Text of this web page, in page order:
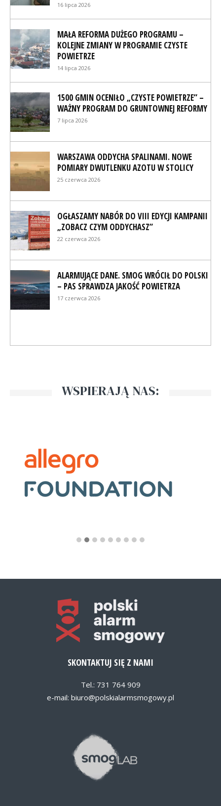
16 lipca 2026
MAŁA REFORMA DUŻEGO PROGRAMU –
KOLEJNE ZMIANY W PROGRAMIE CZYSTE
POWIETRZE
14 lipca 2026
1500 GMIN OCENIŁO „CZYSTE POWIETRZE” –
WAŻNY PROGRAM DO GRUNTOWNEJ REFORMY
7 lipca 2026
WARSZAWA ODDYCHA SPALINAMI. NOWE
POMIARY DWUTLENKU AZOTU W STOLICY
25 czerwca 2026
OGŁASZAMY NABÓR DO VIII EDYCJI KAMPANII
„ZOBACZ CZYM ODDYCHASZ”
22 czerwca 2026
ALARMUJĄCE DANE. SMOG WRÓCIŁ DO POLSKI
– PAS SPRAWDZA JAKOŚĆ POWIETRZA
17 czerwca 2026
WSPIERAJĄ NAS:
SKONTAKTUJ SIĘ Z NAMI
Tel.: 731 764 909
e-mail: biuro@polskialarmsmogowy.pl